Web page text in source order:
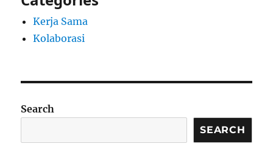
Kerja Sama
Kolaborasi
Search
SEARCH